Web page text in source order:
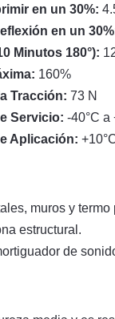
en un 30%:
en un
Minutos 180°):
160%
Tracción: 73 N
Servicio: -40°C a
Aplicación:
muros y termo
estructural.
de